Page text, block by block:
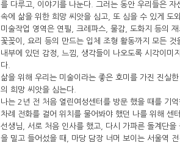
를 다루고, 이야기를 나눈다. 그러는 동안 우리들은
속에 삶을 위한 희망 씨앗을 심고, 또 심을 수 있게 도
미술작업 영역은 연필, 크레파스, 물감, 도화지 등의
꽃꽂이, 요리 등의 만드는 입체 조형 활동까지 모든
내부에 있던 감정, 느낌, 생각들이 나오도록 시각이미
다.
삶을 위해 우리는 미술이라는 좋은 호미를 가진 진실
의 희망 씨앗을 심는다.
나는 2년 전 처음 열린여성센터를 방문 했을 때를 기
차례 전화를 걸어 위치를 물어봐야 했던 나를 위해 센
선생님, 서로 처음 인사를 했고, 다시 가파른 돌계단
을 밀고 들어섰을 때, 마당 담장 너머 보이는 서울역